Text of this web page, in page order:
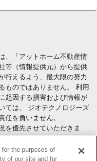
、「アットホーム不動産情
等（情報提供元）から提供
行えるよう、最大限の努力
ものではありません。 利用
起因する損害および情報が
ては、 ジオテクノロジーズ
任を負いません。
を優先させていただきま
含みます）の際には、内容
り十分な説明を受け、ご自
the purposes of
of our site and for